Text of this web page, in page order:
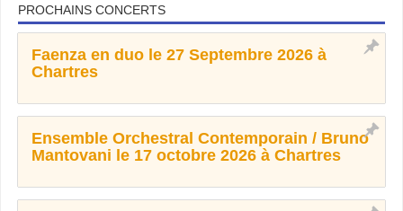
PROCHAINS CONCERTS
Faenza en duo le 27 Septembre 2026 à
Chartres
Ensemble Orchestral Contemporain / Bruno
Mantovani le 17 octobre 2026 à Chartres